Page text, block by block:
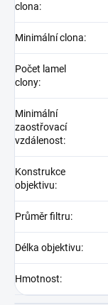
clona:
Minimální clona:
Počet lamel
clony:
Minimální
zaostřovací
vzdálenost:
Konstrukce
objektivu:
Průměr filtru:
Délka objektivu:
Hmotnost: